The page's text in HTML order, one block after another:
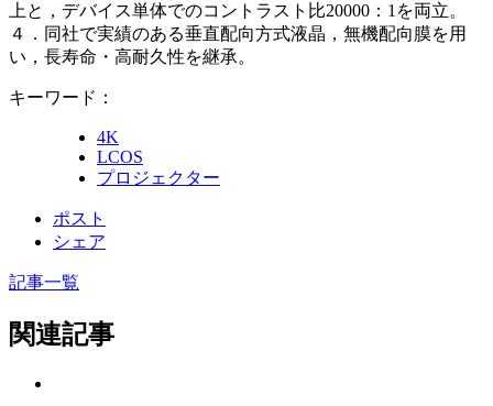
上と，デバイス単体でのコントラスト比20000：1を両立。
４．同社で実績のある垂直配向方式液晶，無機配向膜を用
い，長寿命・高耐久性を継承。
キーワード：
4K
LCOS
プロジェクター
ポスト
シェア
記事一覧
関連記事